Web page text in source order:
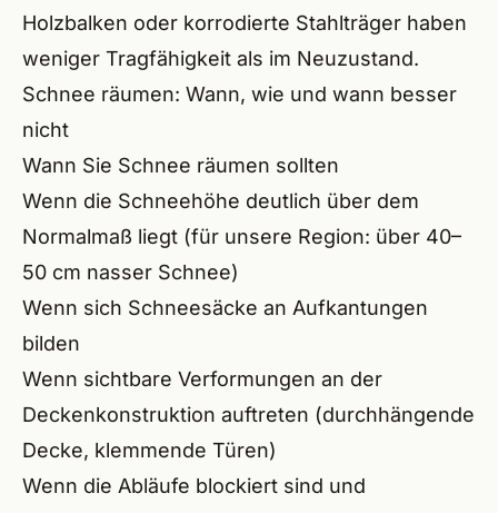
Holzbalken oder korrodierte Stahlträger haben
weniger Tragfähigkeit als im Neuzustand.
Schnee räumen: Wann, wie und wann besser
nicht
Wann Sie Schnee räumen sollten
Wenn die Schneehöhe deutlich über dem
Normalmaß liegt (für unsere Region: über 40–
50 cm nasser Schnee)
Wenn sich Schneesäcke an Aufkantungen
bilden
Wenn sichtbare Verformungen an der
Deckenkonstruktion auftreten (durchhängende
Decke, klemmende Türen)
Wenn die Abläufe blockiert sind und